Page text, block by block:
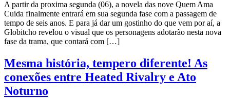
A partir da proxima segunda (06), a novela das nove Quem Ama
Cuida finalmente entrará em sua segunda fase com a passagem de
tempo de seis anos. E para já dar um gostinho do que vem por aí, a
Globitcho revelou o visual que os personagens adotarão nesta nova
fase da trama, que contará com […]
Mesma história, tempero diferente! As
conexões entre Heated Rivalry e Ato
Noturno